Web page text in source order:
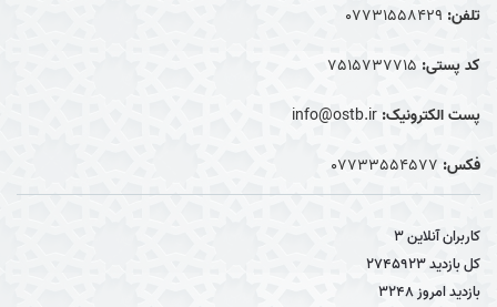
تلفن: 07731558429
کد پستی: 7515737715
پست الکترونیک: info@ostb.ir
فکس: 07733554577
کاربران آنلاین3
کل بازدید2745923
بازدید امروز3248